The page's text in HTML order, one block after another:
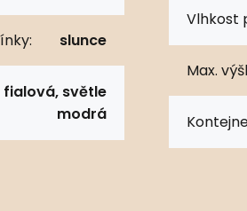
slunce
fialová, světle
modrá
Vlhkost
Max.